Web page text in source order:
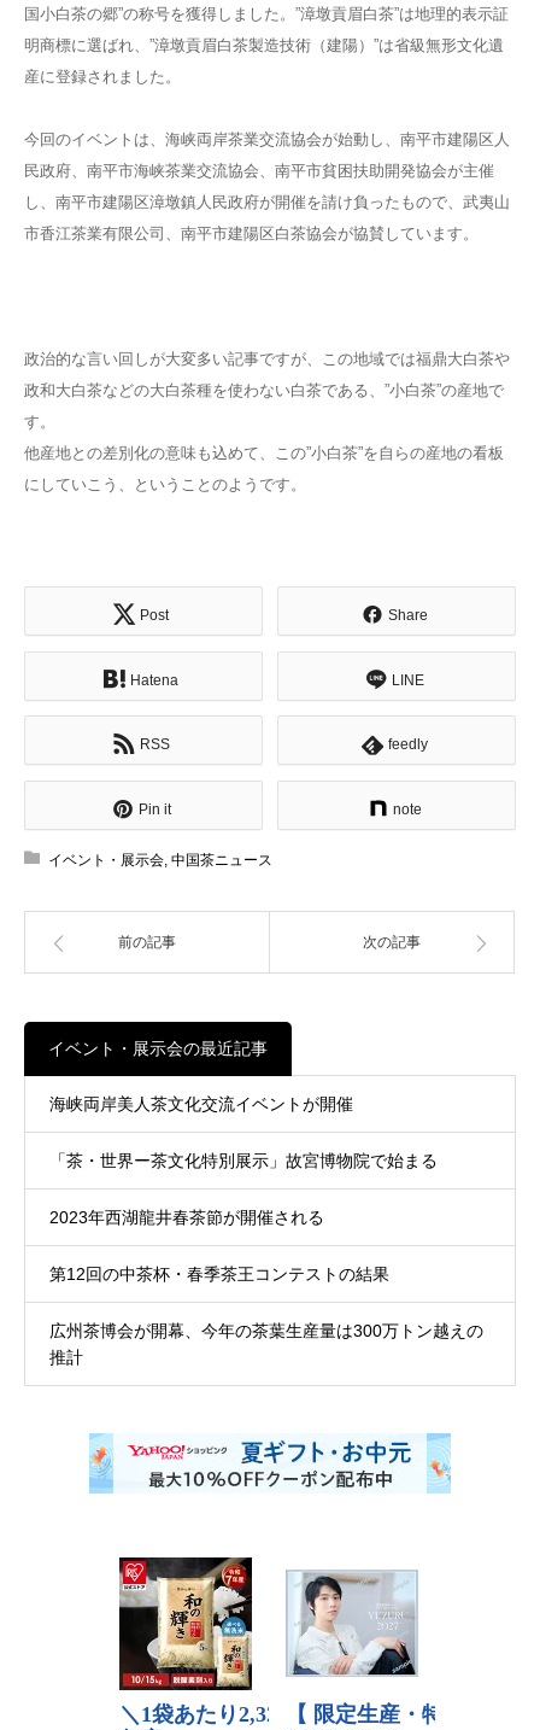
国小白茶の郷”の称号を獲得しました。”漳墩貢眉白茶”は地理的表示証
明商標に選ばれ、”漳墩貢眉白茶製造技術（建陽）”は省級無形文化遺
産に登録されました。
今回のイベントは、海峡両岸茶業交流協会が始動し、南平市建陽区人
民政府、南平市海峡茶業交流協会、南平市貧困扶助開発協会が主催
し、南平市建陽区漳墩鎮人民政府が開催を請け負ったもので、武夷山
市香江茶業有限公司、南平市建陽区白茶協会が協賛しています。
政治的な言い回しが大変多い記事ですが、この地域では福鼎大白茶や
政和大白茶などの大白茶種を使わない白茶である、”小白茶”の産地で
す。
他産地との差別化の意味も込めて、この”小白茶”を自らの産地の看板
にしていこう、ということのようです。
Post Share
Hatena LINE
RSS feedly
Pin it note
イベント・展示会 中国茶ニュース
前の記事 次の記事
イベント・展示会の最近記事
海峡両岸美人茶文化交流イベントが開催
「茶・世界ー茶文化特別展示」故宮博物院で始まる
2023年西湖龍井春茶節が開催される
第12回の中茶杯・春季茶王コンテストの結果
広州茶博会が開幕、今年の茶葉生産量は300万トン越えの
推計